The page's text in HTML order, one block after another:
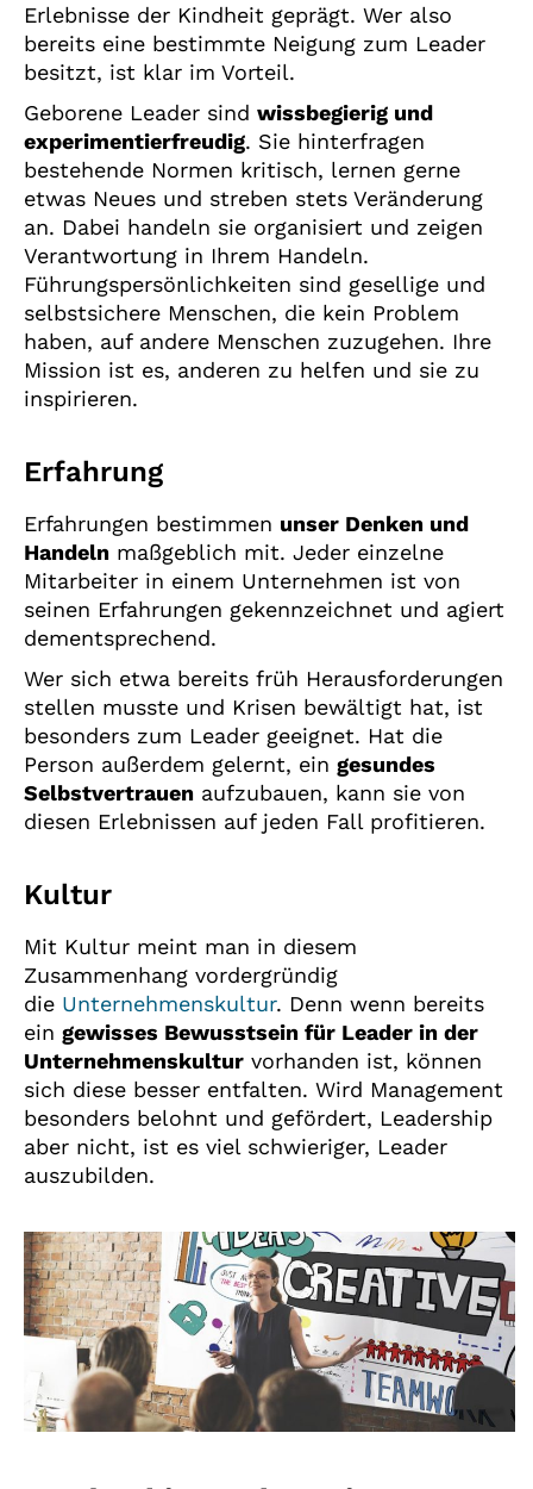
Erlebnisse der Kindheit geprägt. Wer also
bereits eine bestimmte Neigung zum Leader
besitzt, ist klar im Vorteil.
Geborene Leader sind wissbegierig und
experimentierfreudig. Sie hinterfragen
bestehende Normen kritisch, lernen gerne
etwas Neues und streben stets Veränderung
an. Dabei handeln sie organisiert und zeigen
Verantwortung in Ihrem Handeln.
Führungspersönlichkeiten sind gesellige und
selbstsichere Menschen, die kein Problem
haben, auf andere Menschen zuzugehen. Ihre
Mission ist es, anderen zu helfen und sie zu
inspirieren.
Erfahrung
Erfahrungen bestimmen unser Denken und
Handeln maßgeblich mit. Jeder einzelne
Mitarbeiter in einem Unternehmen ist von
seinen Erfahrungen gekennzeichnet und agiert
dementsprechend.
Wer sich etwa bereits früh Herausforderungen
stellen musste und Krisen bewältigt hat, ist
besonders zum Leader geeignet. Hat die
Person außerdem gelernt, ein gesundes
Selbstvertrauen aufzubauen, kann sie von
diesen Erlebnissen auf jeden Fall profitieren.
Kultur
Mit Kultur meint man in diesem
Zusammenhang vordergründig
die Unternehmenskultur. Denn wenn bereits
ein gewisses Bewusstsein für Leader in der
Unternehmenskultur vorhanden ist, können
sich diese besser entfalten. Wird Management
besonders belohnt und gefördert, Leadership
aber nicht, ist es viel schwieriger, Leader
auszubilden.